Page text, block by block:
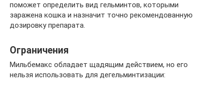
поможет определить вид гельминтов, которыми
заражена кошка и назначит точно рекомендованную
дозировку препарата.
Ограничения
Мильбемакс обладает щадящим действием, но его
нельзя использовать для дегельминтизации: